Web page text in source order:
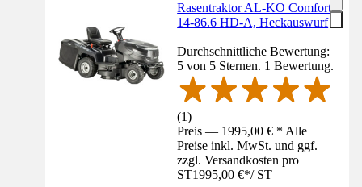
Rasentraktor AL-KO Comfort
14-86.6 HD-A, Heckauswurf
Durchschnittliche Bewertung:
5 von 5 Sternen. 1 Bewertung.
(1)
Preis — 1995,00 € * Alle
Preise inkl. MwSt. und ggf.
zzgl. Versandkosten pro
ST1995,00 €*/ ST